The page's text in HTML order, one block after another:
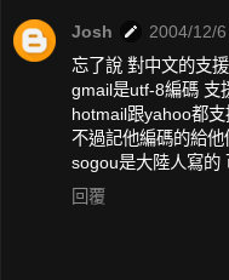
Josh
2004/12/6
忘了說 對中文的支援
gmail是utf-8編碼 支
hotmail跟yahoo都
不過記他編碼的給
sogou是大陸人寫的
回覆